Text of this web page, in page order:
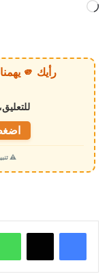
ي
م
ي
رأيك
⚠️